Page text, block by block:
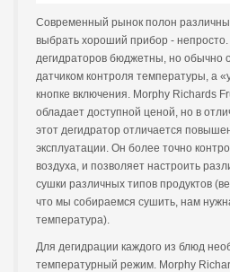
Современный рынок полон
выбрать хороший прибор -
дегидраторов бюджетны, но обычно
датчиком контроля температуры, а
кнопке включения. Morphy Richards
обладает доступной ценой, но в
этот дегидратор отличается
эксплуатации. Он более точно
воздуха, и позволяет настроить
сушки различных типов продуктов
что мы собираемся сушить, нам
температура).
Для дегидрации каждого из блюд
температурный режим. Morphy